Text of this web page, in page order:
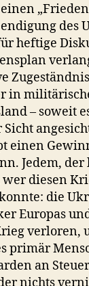
des
heftige
in
– soweit
einen
Jedem,
diesen
die
Europas
verloren,
primär
an
nichts